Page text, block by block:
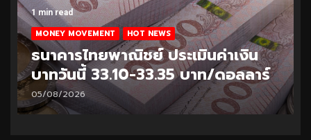
1 min read
MONEY MOVEMENT HOT NEWS
ธนาคารไทยพาณิชย์ ประเมินค่าเงิน
บาทวันนี้ 33.10-33.35 บาท/ดอลลาร์
05/08/2026